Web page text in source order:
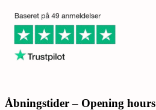
Åbningstider – Opening hours